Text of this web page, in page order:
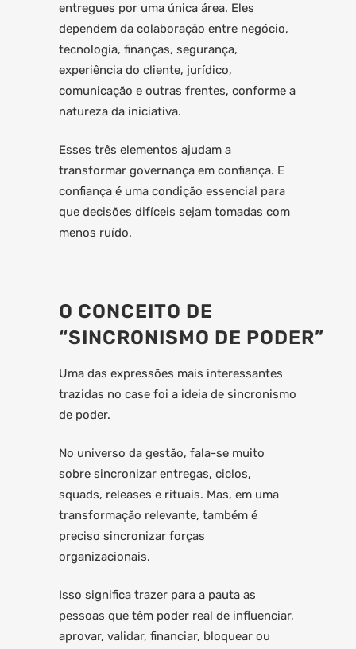
entregues por uma única área. Eles
dependem da colaboração entre negócio,
tecnologia, finanças, segurança,
experiência do cliente, jurídico,
comunicação e outras frentes, conforme a
natureza da iniciativa.
Esses três elementos ajudam a
transformar governança em confiança. E
confiança é uma condição essencial para
que decisões difíceis sejam tomadas com
menos ruído.
O CONCEITO DE
“SINCRONISMO DE PODER”
Uma das expressões mais interessantes
trazidas no case foi a ideia de sincronismo
de poder.
No universo da gestão, fala-se muito
sobre sincronizar entregas, ciclos,
squads, releases e rituais. Mas, em uma
transformação relevante, também é
preciso sincronizar forças
organizacionais.
Isso significa trazer para a pauta as
pessoas que têm poder real de influenciar,
aprovar, validar, financiar, bloquear ou